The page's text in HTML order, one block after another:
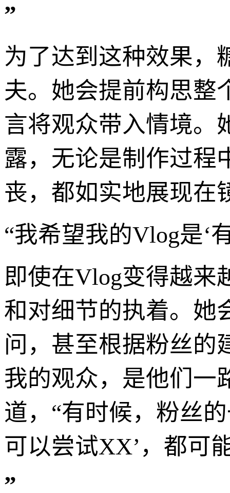
”
为了达到这种效果，
夫。她会提前构思整
言将观众带入情境。
露，无论是制作过程
丧，都如实地展现在
“我希望我的Vlog是‘
即使在Vlog变得越来
和对细节的执着。她
问，甚至根据粉丝的
我的观众，是他们一
道，“有时候，粉丝
可以尝试XX’，都可
”